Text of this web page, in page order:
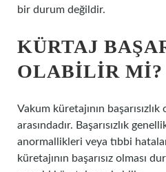
bir durum değildir.
KÜRTAJ
OLABILIR MI?
Vakum küretajının
arasındadır. Başarısızlık
anormallikleri veya tıbbi
küretajının başarısız olması